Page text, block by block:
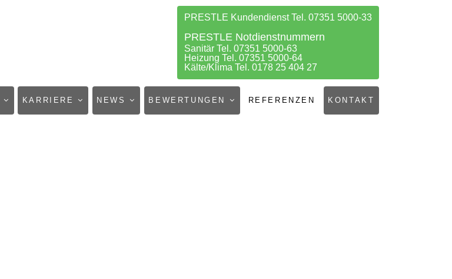
PRESTLE Kundendienst Tel. 07351 5000-33
PRESTLE Notdienstnummern
Sanitär Tel. 07351 5000-63
Heizung Tel. 07351 5000-64
Kälte/Klima Tel. 0178 25 404 27
KARRIERE NEWS BEWERTUNGEN REFERENZEN KONTAKT